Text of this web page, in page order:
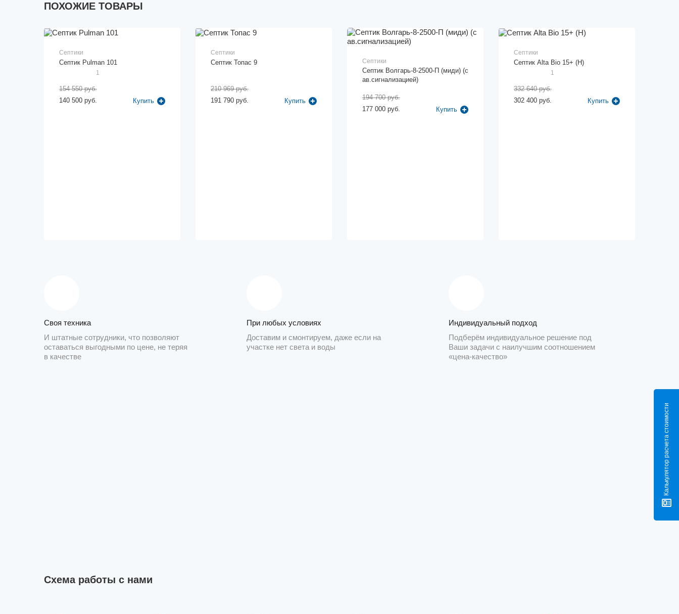
Калькулятор расчета стоимости
ПОХОЖИЕ ТОВАРЫ
Септики
Септик Pulman 101
1
140 500 руб.
154 550 руб.
Купить
Септики
Септик Топас 9
191 790 руб.
210 969 руб.
Купить
Септики
Септик Волгарь-8-2500-П (миди) (с
ав.сигнализацией)
177 000 руб.
194 700 руб.
Купить
Септики
Cептик Alta Bio 15+ (Н)
1
302 400 руб.
332 640 руб.
Купить
Своя техника
И штатные сотрудники, что позволяют
оставаться выгодными по цене, не теряя
в качестве
При любых условиях
Доставим и смонтируем, даже если на
участке нет света и воды
Индивидуальный подход
Подберём индивидуальное решение под
Ваши задачи с наилучшим соотношением
«цена-качество»
Схема работы с нами